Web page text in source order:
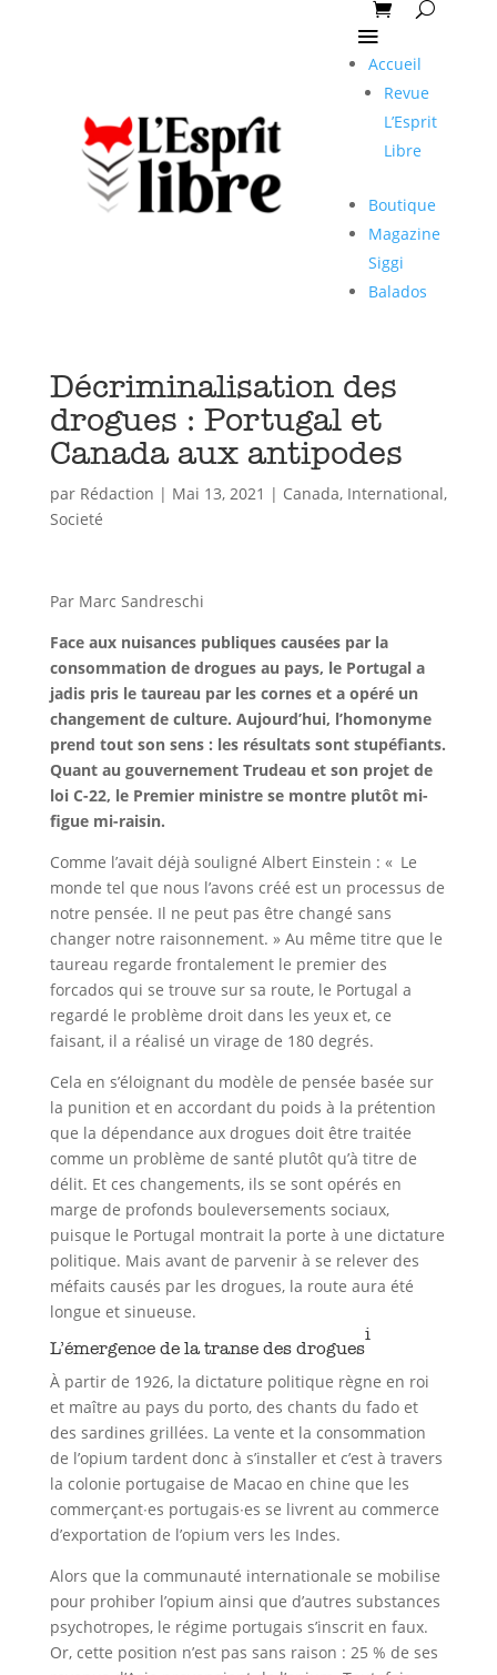
Accueil
Revue
L’Esprit
Libre
Boutique
Magazine
Siggi
Balados
Décriminalisation des
drogues : Portugal et
Canada aux antipodes
par Rédaction | Mai 13, 2021 | Canada, International,
Societé
Par Marc Sandreschi
Face aux nuisances publiques causées par la
consommation de drogues au pays, le Portugal a
jadis pris le taureau par les cornes et a opéré un
changement de culture. Aujourd’hui, l’homonyme
prend tout son sens : les résultats sont stupéfiants.
Quant au gouvernement Trudeau et son projet de
loi C-22, le Premier ministre se montre plutôt mi-
figue mi-raisin.
Comme l’avait déjà souligné Albert Einstein : « Le
monde tel que nous l’avons créé est un processus de
notre pensée. Il ne peut pas être changé sans
changer notre raisonnement. » Au même titre que le
taureau regarde frontalement le premier des
forcados qui se trouve sur sa route, le Portugal a
regardé le problème droit dans les yeux et, ce
faisant, il a réalisé un virage de 180 degrés.
Cela en s’éloignant du modèle de pensée basée sur
la punition et en accordant du poids à la prétention
que la dépendance aux drogues doit être traitée
comme un problème de santé plutôt qu’à titre de
délit. Et ces changements, ils se sont opérés en
marge de profonds bouleversements sociaux,
puisque le Portugal montrait la porte à une dictature
politique. Mais avant de parvenir à se relever des
méfaits causés par les drogues, la route aura été
longue et sinueuse.
L’émergence de la transe des drogues
i
À partir de 1926, la dictature politique règne en roi
et maître au pays du porto, des chants du fado et
des sardines grillées. La vente et la consommation
de l’opium tardent donc à s’installer et c’est à travers
la colonie portugaise de Macao en chine que les
commerçant∙es portugais∙es se livrent au commerce
d’exportation de l’opium vers les Indes.
Alors que la communauté internationale se mobilise
pour prohiber l’opium ainsi que d’autres substances
psychotropes, le régime portugais s’inscrit en faux.
Or, cette position n’est pas sans raison : 25 % de ses